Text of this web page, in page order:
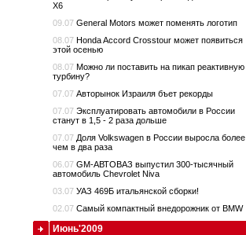
Х6
09.07 General Motors может поменять логотип
08.07 Honda Accord Crosstour может появиться
этой осенью
08.07 Можно ли поставить на пикап реактивную
турбину?
07.07 Авторынок Израиля бъет рекорды
07.07 Эксплуатировать автомобили в России
станут в 1,5 - 2 раза дольше
07.07 Доля Volkswagen в России выросла более
чем в два раза
06.07 GM-AВТОВАЗ выпустил 300-тысячный
автомобиль Chevrolet Niva
03.07 УАЗ 469Б итальянской сборки!
02.07 Самый компактный внедорожник от BMW
Июнь'2009